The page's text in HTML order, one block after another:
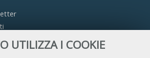
UTILIZZA I COOKIE